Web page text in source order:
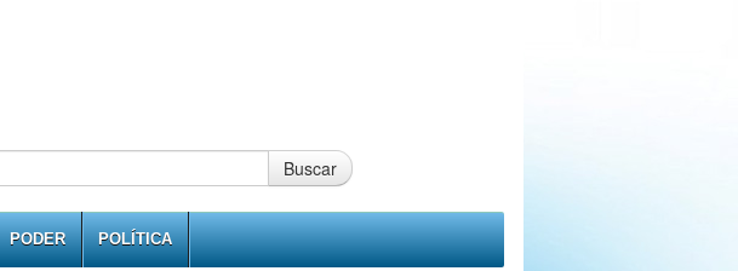
Buscar
PODER POLÍTICA